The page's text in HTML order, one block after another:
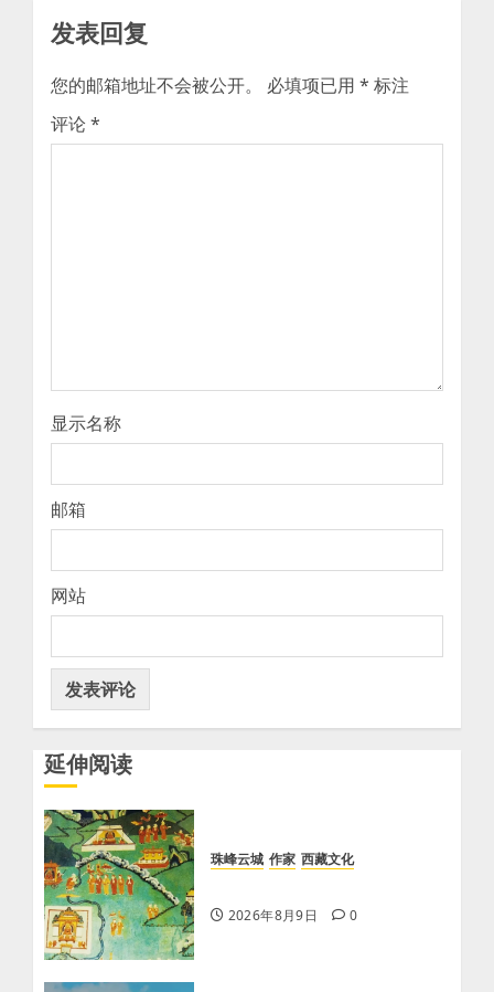
发表回复
您的邮箱地址不会被公开。 必填项已用 * 标注
评论*
显示名称
邮箱
网站
延伸阅读
珠峰云城 作家 西藏文化
2026年8月9日 0